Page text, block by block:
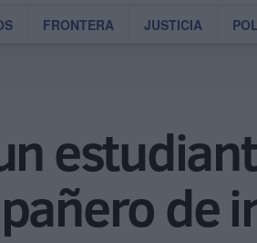
FRONTERA JUSTICIA
de